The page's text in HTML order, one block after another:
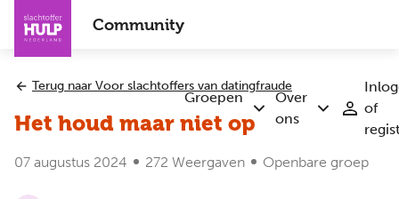
Overslaan
naar
inhoud
gaan
Community
Groepen
Submenu
Groepen
Over
ons
Submenu
of
Terug naar Voor slachtoffers van datingfraude
Het houd maar niet op
07 augustus 2024 272 Weergaven Openbare groep